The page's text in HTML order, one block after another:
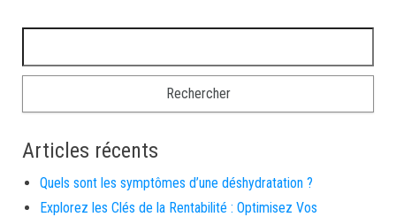
Articles récents
Quels sont les symptômes d’une déshydratation ?
Explorez les Clés de la Rentabilité : Optimisez Vos